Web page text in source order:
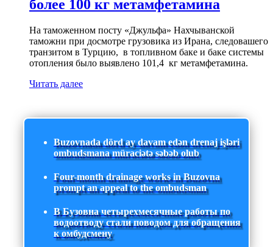
более 100 кг метамфетамина
На таможенном посту «Джульфа» Нахчыванской
таможни при досмотре грузовика из Ирана, следовашего
транзитом в Турцию, в топливном баке и баке системы
отопления было выявлено 101,4 кг метамфетамина.
Читать далее
Buzovnada dörd ay davam edən drenaj işləri
ombudsmana müraciətə səbəb olub
Four-month drainage works in Buzovna
prompt an appeal to the ombudsman
В Бузовна четырехмесячные работы по
водоотводу стали поводом для обращения
к омбудсмену